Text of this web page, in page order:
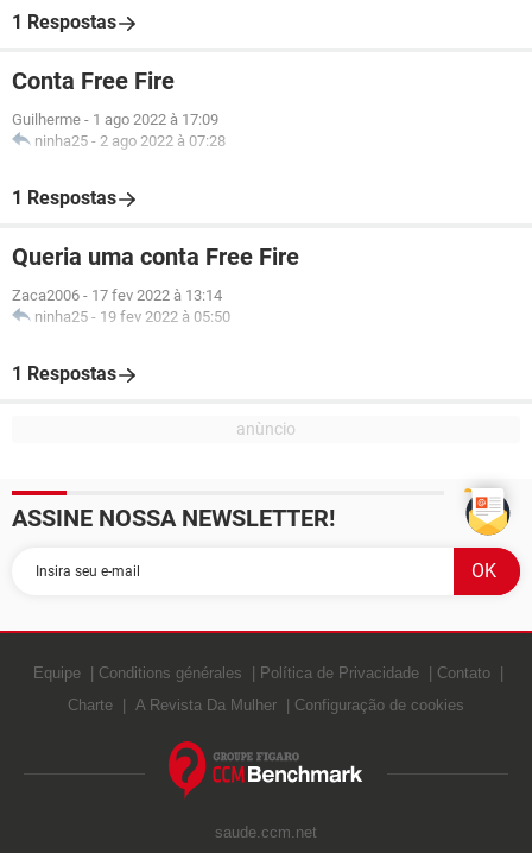
1 Respostas
Conta Free Fire
Guilherme - 1 ago 2022 à 17:09
ninha25 - 2 ago 2022 à 07:28
1 Respostas
Queria uma conta Free Fire
Zaca2006 - 17 fev 2022 à 13:14
ninha25 - 19 fev 2022 à 05:50
1 Respostas
ASSINE NOSSA NEWSLETTER!
Equipe Conditions générales Política de Privacidade
Contato
Charte
A Revista Da Mulher Configuração de cookies
saude.ccm.net